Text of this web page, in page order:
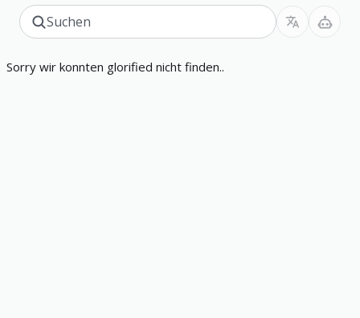
Sorry wir konnten glorified nicht finden..